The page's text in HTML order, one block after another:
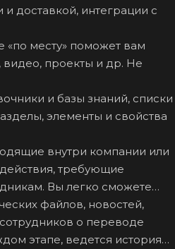
и доставкой, интеграции с
«по месту» поможет вам
видео, проекты и др. Не
и базы знаний, списки
элементы и свойства
внутри компании или
требующие
Вы легко сможете
файлов, новостей,
о переводе
этапе, ведется история